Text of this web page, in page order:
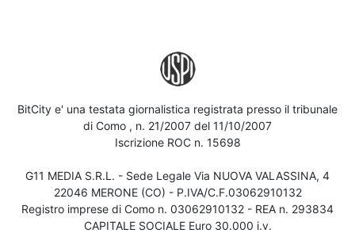
BitCity e' una testata giornalistica registrata presso il tribunale
di Como , n. 21/2007 del 11/10/2007
Iscrizione ROC n. 15698
G11 MEDIA S.R.L. - Sede Legale Via NUOVA VALASSINA, 4
22046 MERONE (CO) - P.IVA/C.F.03062910132
Registro imprese di Como n. 03062910132 - REA n. 293834
CAPITALE SOCIALE Euro 30.000 i.v.